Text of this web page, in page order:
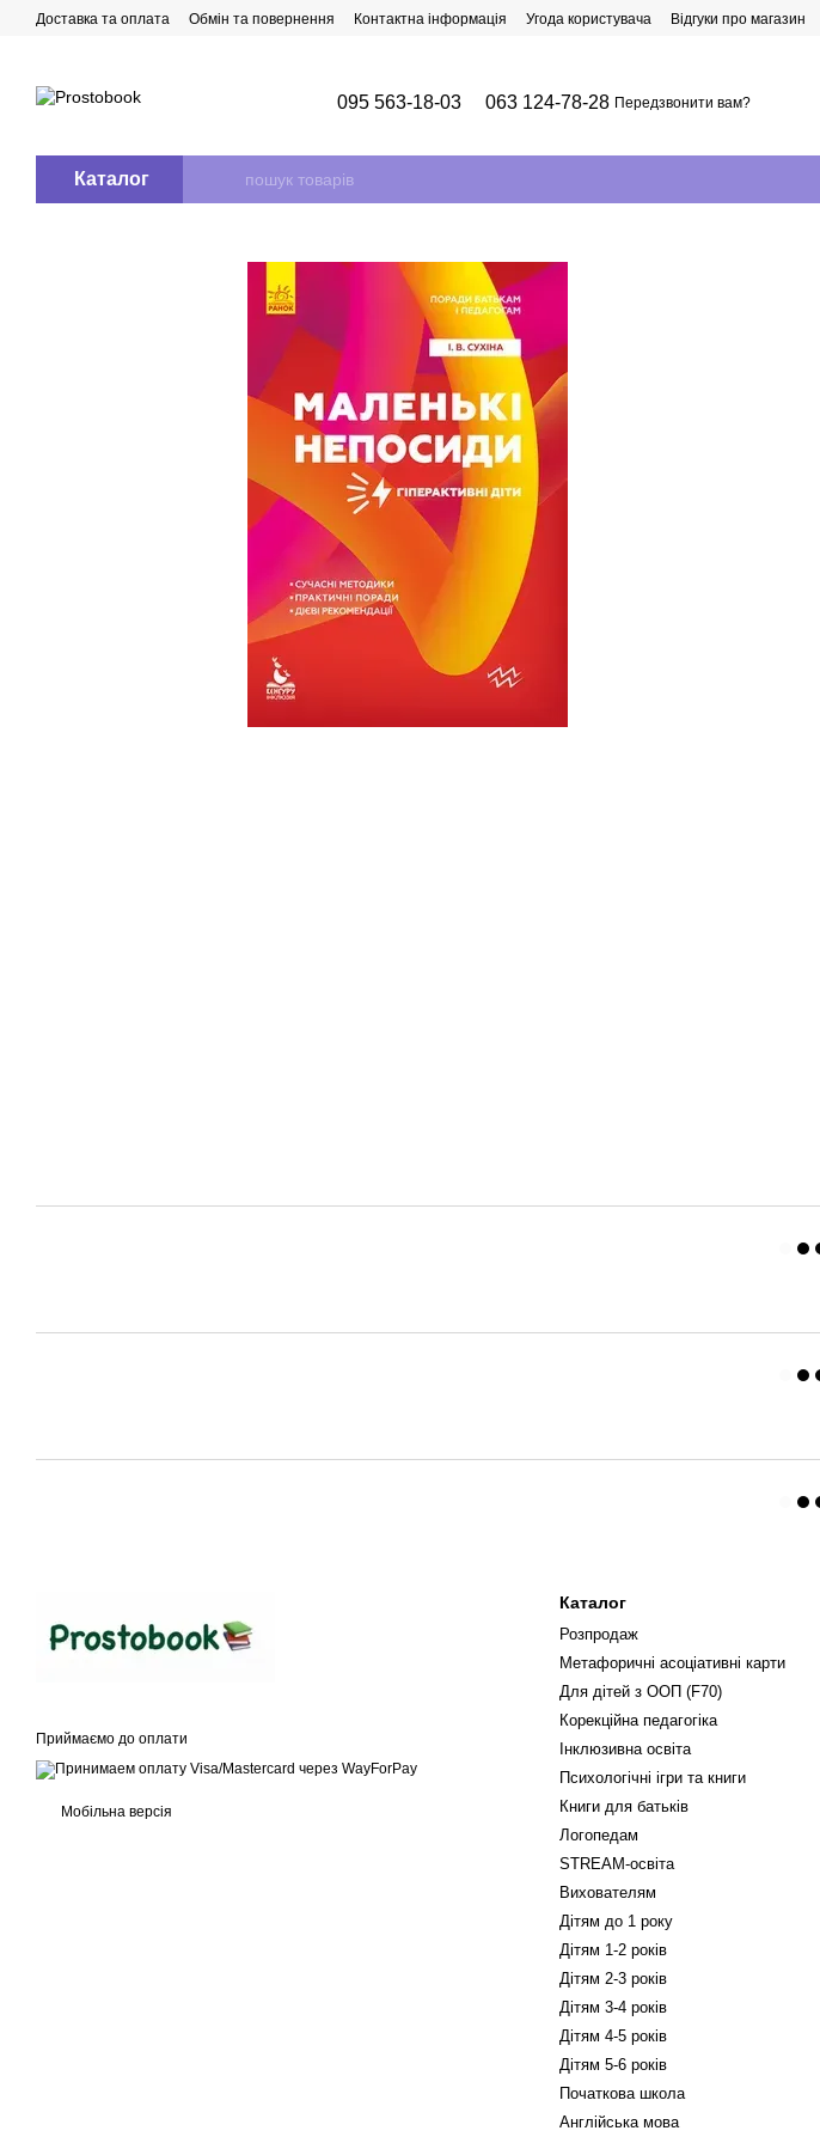
Перейти до основного контенту
Доставка та оплата Обмін та повернення Контактна інформація Угода користувача Відгуки про магазин
095 563-18-03 063 124-78-28 Передзвонити вам?
Каталог
Приймаємо до оплати
Мобільна версія
Каталог
Розпродаж
Метафоричні асоціативні карти
Для дітей з ООП (F70)
Корекційна педагогіка
Інклюзивна освіта
Психологічні ігри та книги
Книги для батьків
Логопедам
STREAM-освіта
Вихователям
Дітям до 1 року
Дітям 1-2 років
Дітям 2-3 років
Дітям 3-4 років
Дітям 4-5 років
Дітям 5-6 років
Початкова школа
Англійська мова